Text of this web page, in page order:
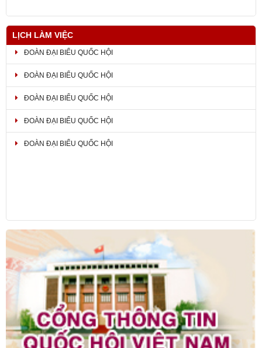
LỊCH LÀM VIỆC
ĐOÀN ĐẠI BIỂU QUỐC HỘI
ĐOÀN ĐẠI BIỂU QUỐC HỘI
ĐOÀN ĐẠI BIỂU QUỐC HỘI
ĐOÀN ĐẠI BIỂU QUỐC HỘI
ĐOÀN ĐẠI BIỂU QUỐC HỘI